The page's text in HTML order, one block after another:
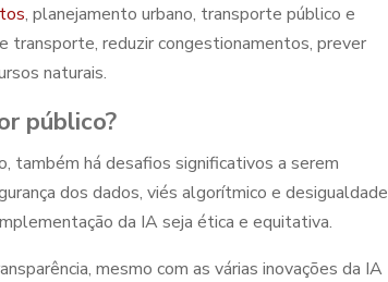
, planejamento urbano, transporte público e
reduzir congestionamentos, prever
naturais.
público?
, também há desafios significativos a serem
dos dados, viés algorítmico e desigualdade
da IA seja ética e equitativa.
mesmo com as várias inovações da IA